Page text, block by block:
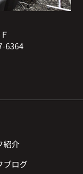
6364
紹介
ブログ